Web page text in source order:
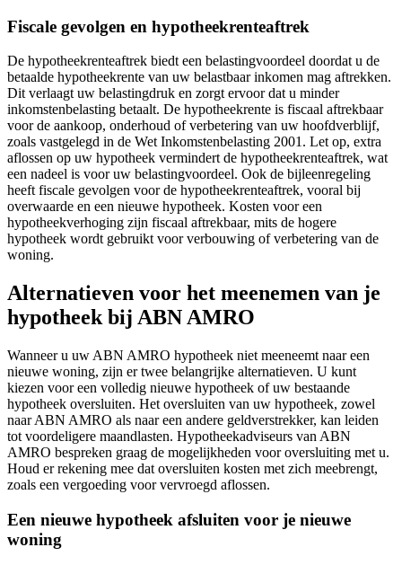
Fiscale gevolgen en hypotheekrenteaftrek
De hypotheekrenteaftrek biedt een belastingvoordeel doordat u de
betaalde hypotheekrente van uw belastbaar inkomen mag aftrekken.
Dit verlaagt uw belastingdruk en zorgt ervoor dat u minder
inkomstenbelasting betaalt. De hypotheekrente is fiscaal aftrekbaar
voor de aankoop, onderhoud of verbetering van uw hoofdverblijf,
zoals vastgelegd in de Wet Inkomstenbelasting 2001. Let op, extra
aflossen op uw hypotheek vermindert de hypotheekrenteaftrek, wat
een nadeel is voor uw belastingvoordeel. Ook de bijleenregeling
heeft fiscale gevolgen voor de hypotheekrenteaftrek, vooral bij
overwaarde en een nieuwe hypotheek. Kosten voor een
hypotheekverhoging zijn fiscaal aftrekbaar, mits de hogere
hypotheek wordt gebruikt voor verbouwing of verbetering van de
woning.
Alternatieven voor het meenemen van je
hypotheek bij ABN AMRO
Wanneer u uw ABN AMRO hypotheek niet meeneemt naar een
nieuwe woning, zijn er twee belangrijke alternatieven. U kunt
kiezen voor een volledig nieuwe hypotheek of uw bestaande
hypotheek oversluiten. Het oversluiten van uw hypotheek, zowel
naar ABN AMRO als naar een andere geldverstrekker, kan leiden
tot voordeligere maandlasten. Hypotheekadviseurs van ABN
AMRO bespreken graag de mogelijkheden voor oversluiting met u.
Houd er rekening mee dat oversluiten kosten met zich meebrengt,
zoals een vergoeding voor vervroegd aflossen.
Een nieuwe hypotheek afsluiten voor je nieuwe
woning